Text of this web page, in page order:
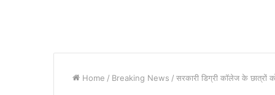
Home / Breaking News / सरकारी डिग्री कॉलेज के छात्रों